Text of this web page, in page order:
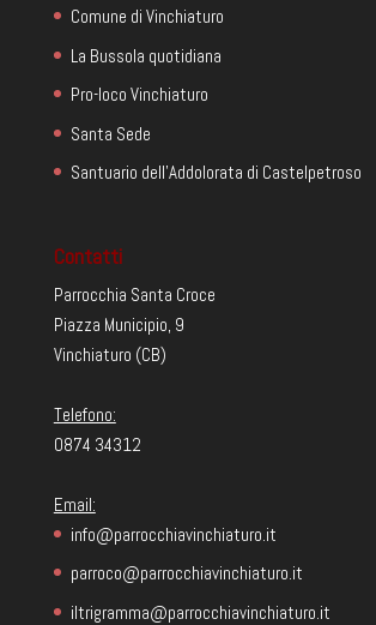
Comune di Vinchiaturo
La Bussola quotidiana
Pro-loco Vinchiaturo
Santa Sede
Santuario dell'Addolorata di Castelpetroso
Contatti
Parrocchia Santa Croce
Piazza Municipio, 9
Vinchiaturo (CB)
Telefono:
0874 34312
Email:
info@parrocchiavinchiaturo.it
parroco@parrocchiavinchiaturo.it
iltrigramma@parrocchiavinchiaturo.it